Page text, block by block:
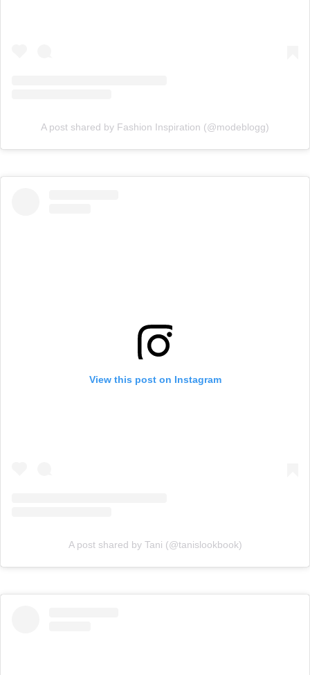
A post shared by Fashion Inspiration (@modeblogg)
View this post on Instagram
A post shared by Tani (@tanislookbook)